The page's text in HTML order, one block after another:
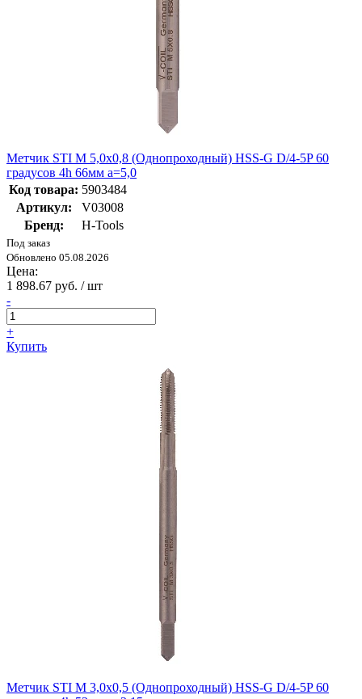
Метчик STI М 5,0х0,8 (Однопроходный) HSS-G D/4-5P 60
градусов 4h 66мм a=5,0
Код товара: 5903484
Артикул:
V03008
Бренд:
H-Tools
Под заказ
Обновлено 05.08.2026
Цена:
1 898.67 руб. / шт
-
+
Купить
Метчик STI М 3,0х0,5 (Однопроходный) HSS-G D/4-5P 60